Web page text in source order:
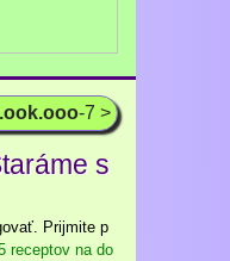
-7 >
s
Prijmite p
receptov na do